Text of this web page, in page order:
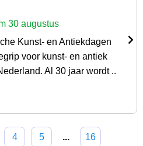
30 augustus
Kunst- en Antiekdagen
voor kunst- en antiek
Al 30 jaar wordt ..
4 5 ... 16